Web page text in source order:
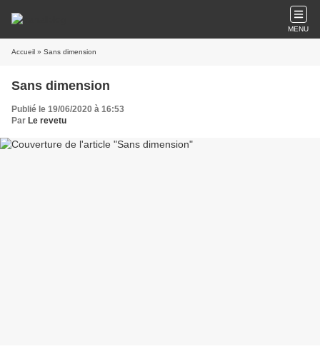
MENU
Accueil » Sans dimension
Sans dimension
Publié le 19/06/2020 à 16:53
Par Le revetu